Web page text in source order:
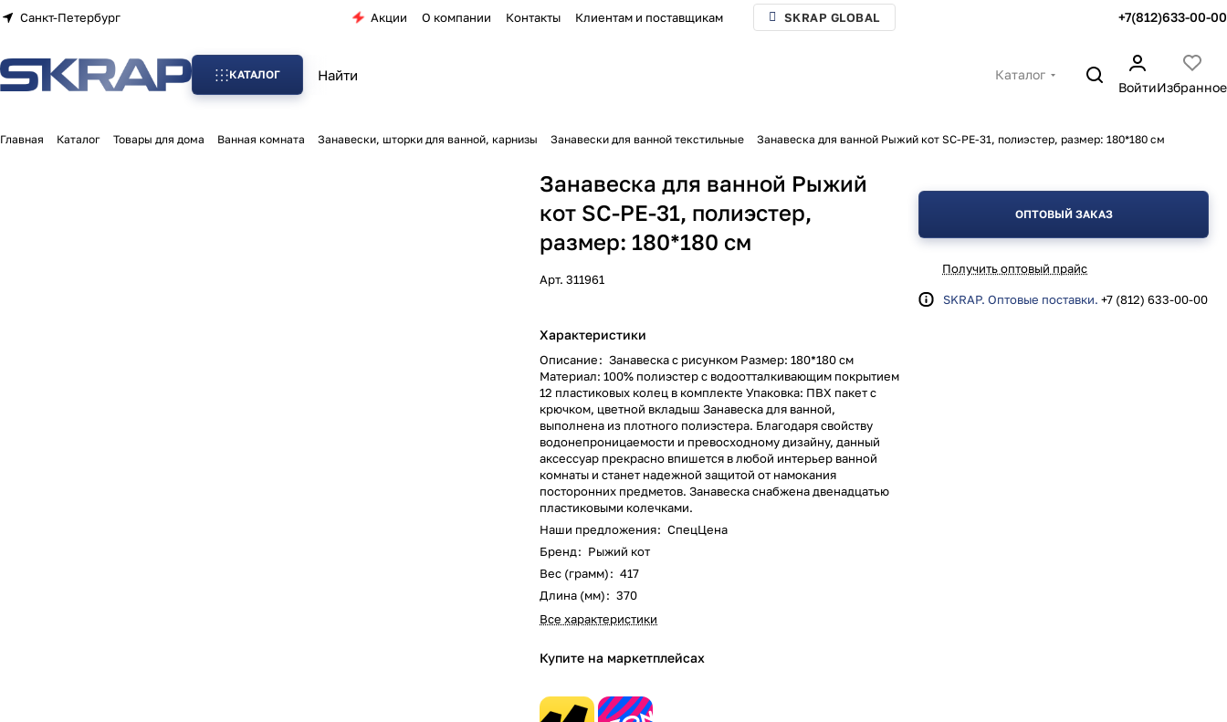
Санкт-Петербург Акции О компании Контакты Клиентам и поставщикам SKRAP GLOBAL +7(812)633-00-00
КАТАЛОГ
Каталог
ВойтиИзбранное
Главная Каталог Товары для дома Ванная комната Занавески, шторки для ванной, карнизы Занавески для ванной текстильные Занавеска для ванной Рыжий кот SC-PE-31, полиэстер, размер: 180*180 см
Занавеска для ванной Рыжий
кот SC-PE-31, полиэстер,
размер: 180*180 см
Арт.311961
Характеристики
Описание: Занавеска с рисунком Размер: 180*180 см
Материал: 100% полиэстер с водоотталкивающим покрытием
12 пластиковых колец в комплекте Упаковка: ПВХ пакет с
крючком, цветной вкладыш Занавеска для ванной,
выполнена из плотного полиэстера. Благодаря свойству
водонепроницаемости и превосходному дизайну, данный
аксессуар прекрасно впишется в любой интерьер ванной
комнаты и станет надежной защитой от намокания
посторонних предметов. Занавеска снабжена двенадцатью
пластиковыми колечками.
Наши предложения: СпецЦена
Бренд: Рыжий кот
Вес (грамм): 417
Длина (мм): 370
Все характеристики
Купите на маркетплейсах
ОПТОВЫЙ ЗАКАЗ
Получить оптовый прайс
SKRAP. Оптовые поставки. +7 (812) 633-00-00